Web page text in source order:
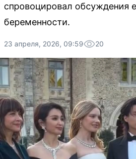
спровоцировал обсуждения
беременности.
23 апреля, 2026, 09:59 20